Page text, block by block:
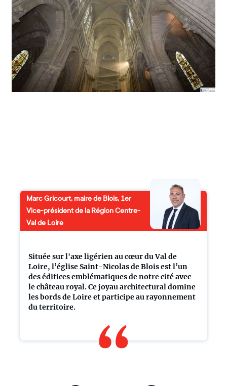
Située sur l'axe ligérien au cœur du Val de
Loire, l’église Saint-Nicolas de Blois est l’un
des édifices emblématiques de notre cité avec
le château royal. Ce joyau architectural domine
les bords de Loire et participe au rayonnement
du territoire.
Marc Gricourt, maire de Blois, 1er
Vice-président de la Région Centre-
Val de Loire